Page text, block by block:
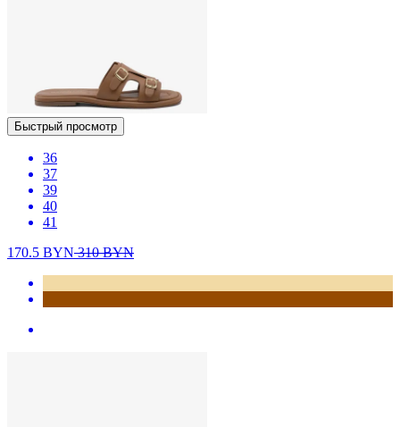
Быстрый просмотр
36
37
39
40
41
170.5 BYN310BYN